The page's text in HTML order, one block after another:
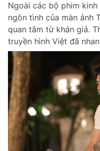
Chuyên mục khác
Chào ngày mới
Tin thị trường
Video
Sản phẩm khác
Tin đã lưu
Tin đã xem
Ngoài các bộ phim
ngôn tình của màn ảnh
quan tâm từ khán giả.
truyền hình Việt đã